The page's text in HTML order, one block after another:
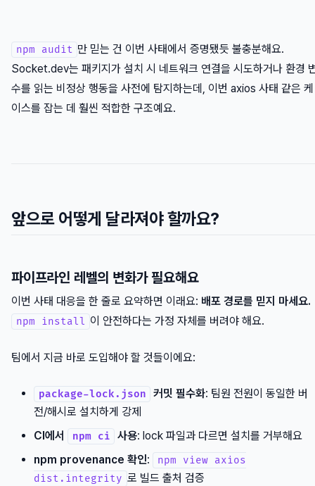
npm audit 만 믿는 건 이번 사태에서 증명됐듯 불충분해요.
Socket.dev는 패키지가 설치 시 네트워크 연결을 시도하거나 환경
수를 읽는 비정상 행동을 사전에 탐지하는데, 이번 axios 사태 같은 케
이스를 잡는 데 훨씬 적합한 구조예요.
앞으로 어떻게 달라져야 할까요?
파이프라인 레벨의 변화가 필요해요
이번 사태 대응을 한 줄로 요약하면 이래요: 배포 경로를 믿지 마세요.
npm install 이 안전하다는 가정 자체를 버려야 해요.
팀에서 지금 바로 도입해야 할 것들이에요:
package-lock.json 커밋 필수화: 팀원 전원이 동일한 버
전/해시로 설치하게 강제
CI에서
npm ci 사용: lock 파일과 다르면 설치를 거부해요
npm provenance 확인:
npm view axios
dist.integrity 로 빌드 출처 검증